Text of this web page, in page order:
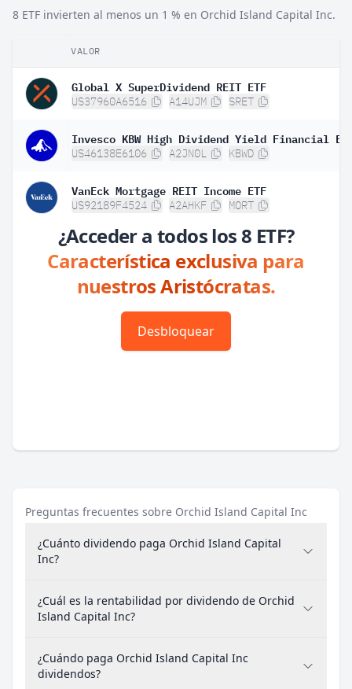
8 ETF invierten al menos un 1 % en Orchid Island Capital Inc.
VALOR
Global X SuperDividend REIT ETF
US37960A6516 A14UJM SRET
Invesco KBW High Dividend Yield Financial
US46138E6106 A2JN0L KBWD
VanEck Mortgage REIT Income ETF
US92189F4524 A2AHKF MORT
¿Acceder a todos los 8 ETF?
Característica exclusiva para
nuestros Aristócratas.
Desbloquear
Preguntas frecuentes sobre Orchid Island Capital Inc
¿Cuánto dividendo paga Orchid Island Capital
Inc?
¿Cuál es la rentabilidad por dividendo de Orchid
Island Capital Inc?
¿Cuándo paga Orchid Island Capital Inc
dividendos?